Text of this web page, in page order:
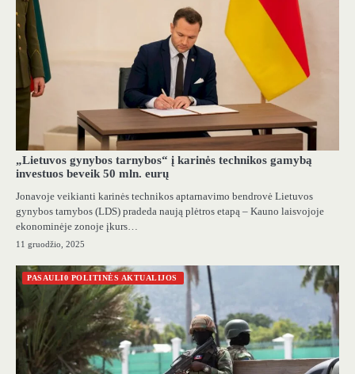
„Lietuvos gynybos tarnybos“ į karinės technikos gamybą
investuos beveik 50 mln. eurų
Jonavoje veikianti karinės technikos aptarnavimo bendrovė Lietuvos
gynybos tarnybos (LDS) pradeda naują plėtros etapą – Kauno laisvojoje
ekonominėje zonoje įkurs…
11 gruodžio, 2025
PASAULI0 POLITINĖS AKTUALIJOS